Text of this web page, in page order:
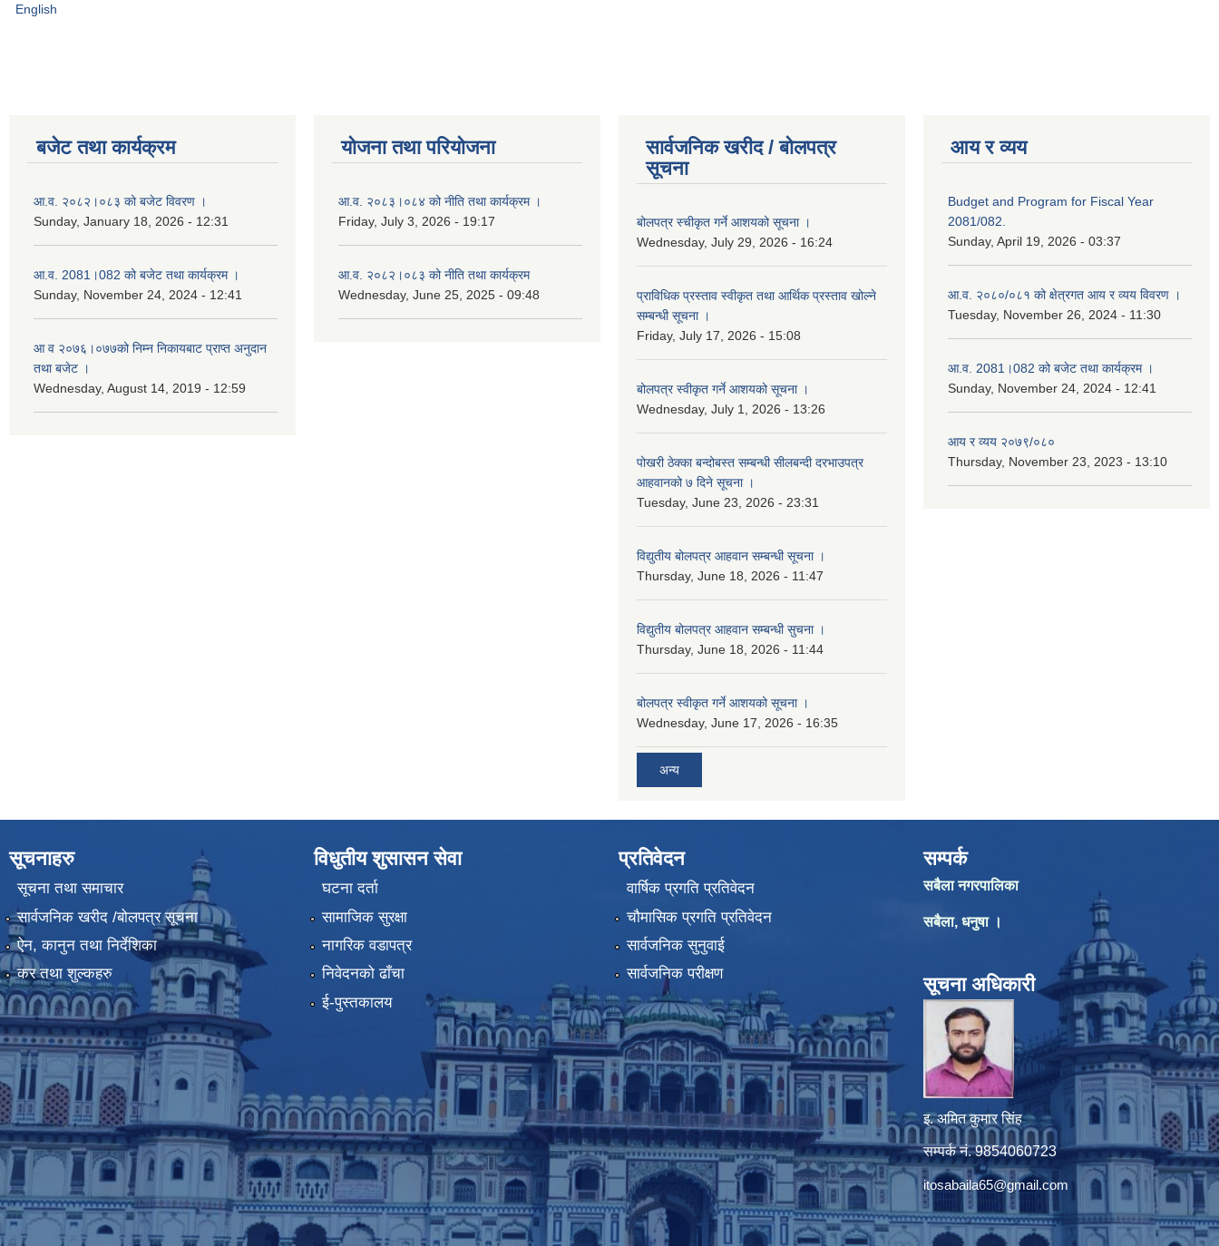
English
बजेट तथा कार्यक्रम
आ.व. २०८२।०८३ को बजेट विवरण ।
Sunday, January 18, 2026 - 12:31
आ.व. 2081।082 को बजेट तथा कार्यक्रम ।
Sunday, November 24, 2024 - 12:41
आ‌ व २०७६।०७७को निम्न निकायबाट प्राप्त अनुदान
तथा बजेट ।
Wednesday, August 14, 2019 - 12:59
योजना तथा परियोजना
आ.व. २०८३।०८४ को नीति तथा कार्यक्रम ।
Friday, July 3, 2026 - 19:17
आ.व. २०८२।०८३ को नीति तथा कार्यक्रम
Wednesday, June 25, 2025 - 09:48
सार्वजनिक खरीद / बोलपत्र
सूचना
बोलपत्र स्चीकृत गर्ने आशयको सूचना ।
Wednesday, July 29, 2026 - 16:24
प्राविधिक प्रस्ताव स्वीकृत तथा आर्थिक प्रस्ताव खोल्ने
सम्बन्धी सूचना ।
Friday, July 17, 2026 - 15:08
बोलपत्र स्वीकृत गर्ने आशयको सूचना ।
Wednesday, July 1, 2026 - 13:26
पोखरी ठेक्का बन्दोबस्त सम्बन्धी सीलबन्दी दरभाउपत्र
आहवानको ७ दिने सूचना ।
Tuesday, June 23, 2026 - 23:31
विद्युतीय बोलपत्र आहवान सम्बन्धी सूचना ।
Thursday, June 18, 2026 - 11:47
विद्युतीय बोलपत्र आहवान सम्बन्धी सुचना ।
Thursday, June 18, 2026 - 11:44
बोलपत्र स्वीकृत गर्ने आशयको सूचना ।
Wednesday, June 17, 2026 - 16:35
अन्य
आय र व्यय
Budget and Program for Fiscal Year
2081/082.
Sunday, April 19, 2026 - 03:37
आ.व. २०८०/०८१ को क्षेत्रगत आय र व्यय विवरण ।
Tuesday, November 26, 2024 - 11:30
आ.व. 2081।082 को बजेट तथा कार्यक्रम ।
Sunday, November 24, 2024 - 12:41
आय र व्यय २०७९/०८०
Thursday, November 23, 2023 - 13:10
सूचनाहरु
सूचना तथा समाचार
सार्वजनिक खरीद /बोलपत्र सूचना
ऐन, कानुन तथा निर्देशिका
कर तथा शुल्कहरु
विधुतीय शुसासन सेवा
घटना दर्ता
सामाजिक सुरक्षा
नागरिक वडापत्र
निवेदनको ढाँचा
ई-पुस्तकालय
प्रतिवेदन
वार्षिक प्रगति प्रतिवेदन
चौमासिक प्रगति प्रतिवेदन
सार्वजनिक सुनुवाई
सार्वजनिक परीक्षण
सम्पर्क
सबैला नगरपालिका
सबैला, धनुषा ।
सूचना अधिकारी
इ. अमित कुमार सिंह
सम्पर्क नं. 9854060723
itosabaila65@gmail.com